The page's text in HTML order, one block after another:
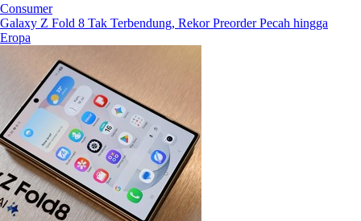
Consumer
Galaxy Z Fold 8 Tak Terbendung, Rekor Preorder Pecah hingga
Eropa